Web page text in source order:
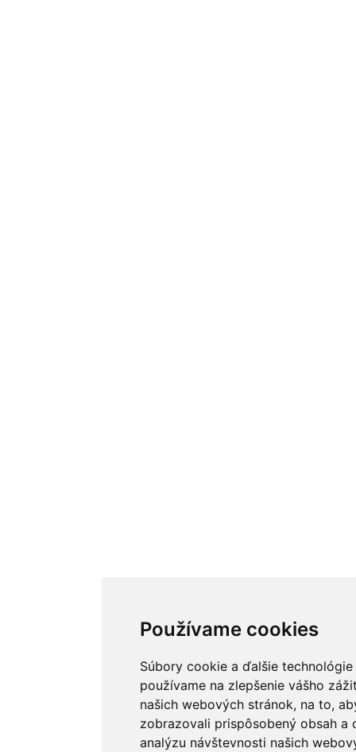
Používame cookies
Súbory cookie a ďalšie
používame na zlepšenie vášho
našich webových stránok, na to,
zobrazovali prispôsobený obsah a
analýzu návštevnosti našich